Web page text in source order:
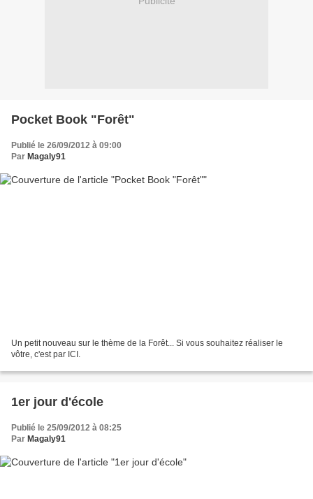
Pocket Book "Forêt"
Publié le 26/09/2012 à 09:00
Par Magaly91
Un petit nouveau sur le thème de la Forêt... Si vous souhaitez réaliser le
vôtre, c'est par ICI.
1er jour d'école
Publié le 25/09/2012 à 08:25
Par Magaly91